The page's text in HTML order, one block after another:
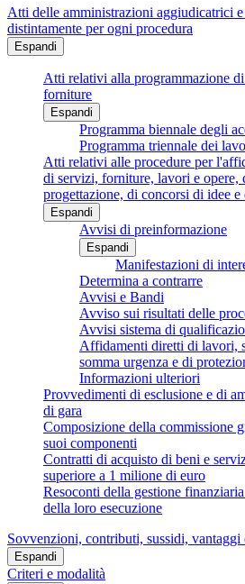
Atti delle amministrazioni aggiudicatrici
distintamente per ogni procedura
Espandi
Atti relativi alla programmazione
forniture
Espandi
Programma biennale degli
Programma triennale dei
Atti relativi alle procedure per
di servizi, forniture, lavori e opere,
progettazione, di concorsi di idee e
Espandi
Avvisi di preinformazione
Espandi
Manifestazioni di
Determina a contrarre
Avvisi e Bandi
Avviso sui risultati delle
Avvisi sistema di
Affidamenti diretti di lavori,
somma urgenza e di
Informazioni ulteriori
Provvedimenti di esclusione e di
di gara
Composizione della commissione
suoi componenti
Contratti di acquisto di beni e
superiore a 1 milione di euro
Resoconti della gestione
della loro esecuzione
Sovvenzioni, contributi, sussidi, vantaggi
Espandi
Criteri e modalità